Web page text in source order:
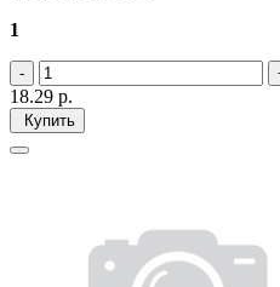
1
18.29 р.
Купить